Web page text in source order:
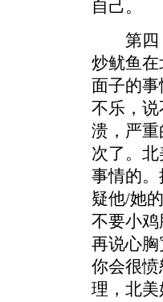
自己。
第四，
炒鱿鱼
面子的
不乐，
溃，严
次了。
事情的
疑他/她
不要小
再说心
你会很
理，北